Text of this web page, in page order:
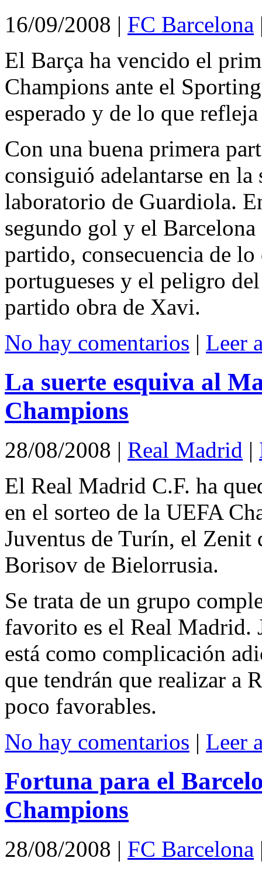
16/09/2008 | FC Barcelona
El Barça ha vencido el
Champions ante el
esperado y de lo que
Con una buena primera
consiguió adelantarse en
laboratorio de Guardiola.
segundo gol y el
partido, consecuencia de
portugueses y el peligro
partido obra de Xavi.
No hay comentarios | Leer
La suerte esquiva al
Champions
28/08/2008 | Real Madrid |
El Real Madrid C.F. ha
en el sorteo de la UEFA
Juventus de Turín, el Zenit
Borisov de Bielorrusia.
Se trata de un grupo
favorito es el Real
está como complicación
que tendrán que realizar a
poco favorables.
No hay comentarios | Leer
Fortuna para el
Champions
28/08/2008 | FC Barcelona